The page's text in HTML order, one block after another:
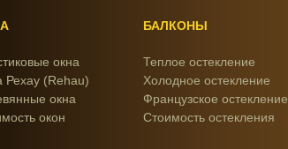
окна
Рехау (Rehau)
окна
окон
БАЛКОНЫ
Теплое остекление
Холодное остекление
Французское остекление
Стоимость остекления